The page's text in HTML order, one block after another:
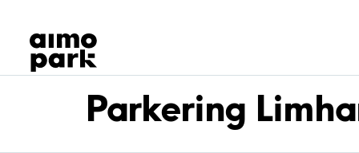
Hitta parkering
Samarbete
Kundservice
Om Aimo Park
Parkering